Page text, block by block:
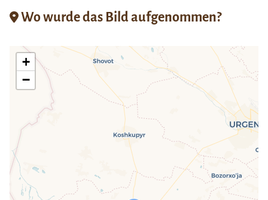
Wo wurde das Bild aufgenommen?
+
−